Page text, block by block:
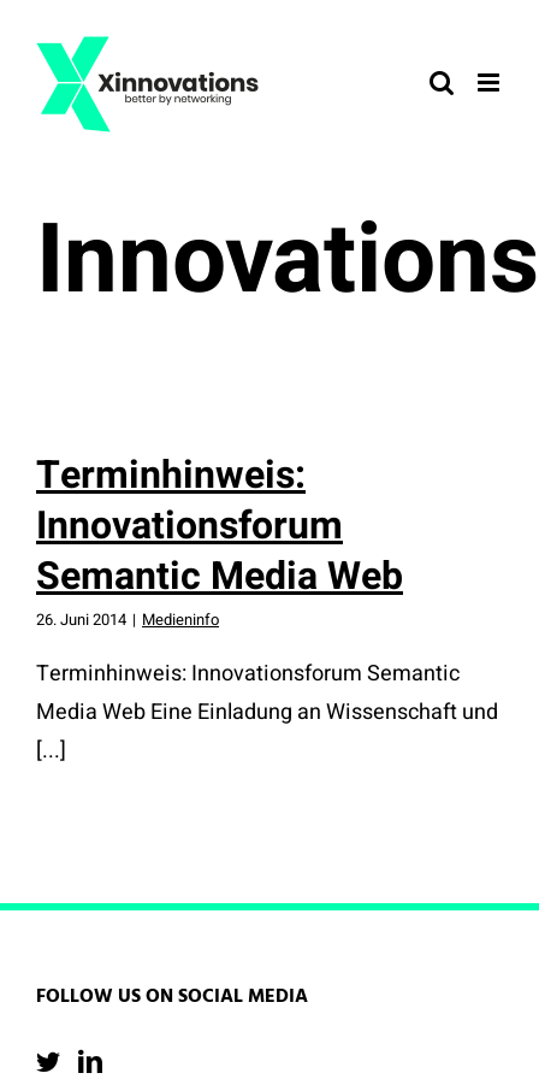
Inhalt
springen
Terminhinweis:
Innovationsforum
Semantic Media Web
26. Juni 2014 | Medieninfo
Terminhinweis: Innovationsforum Semantic
Media Web Eine Einladung an Wissenschaft und
[...]
FOLLOW US ON SOCIAL MEDIA